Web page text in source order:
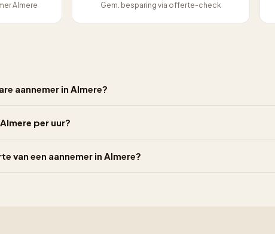
Almere Gem. besparing via offerte-check
aannemer in Almere?
per uur?
van een aannemer in Almere?